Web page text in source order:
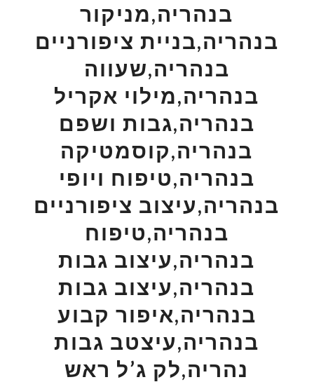
בנהריה,מניקור
בנהריה,בניית ציפורניים
בנהריה,שעווה
בנהריה,מילוי אקריל
בנהריה,גבות ושפם
בנהריה,קוסמטיקה
בנהריה,טיפוח ויופי
בנהריה,עיצוב ציפורניים
בנהריה,טיפוח
בנהריה,עיצוב גבות
בנהריה,עיצוב גבות
בנהריה,איפור קבוע
בנהריה,עיצטב גבות
נהריה,לק ג’ל ראש